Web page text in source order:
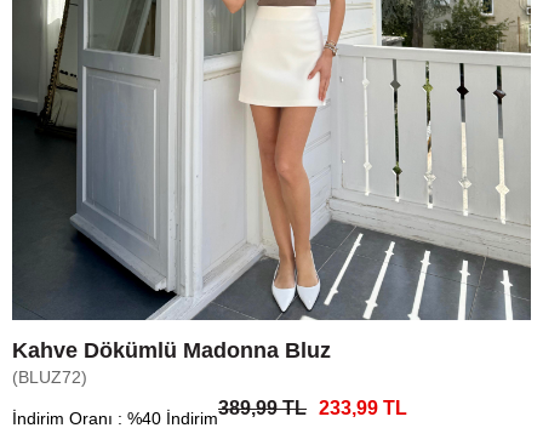
Kahve Dökümlü Madonna Bluz
(BLUZ72)
İndirim Oranı : %40 İndirim389,99 TL 233,99 TL